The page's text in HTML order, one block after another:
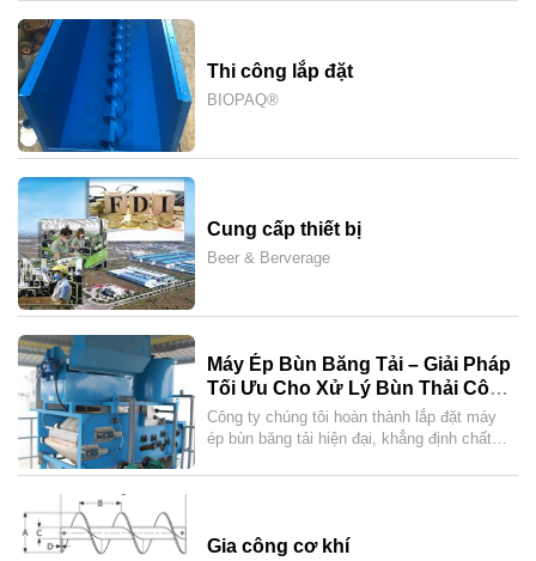
Thi công lắp đặt
BIOPAQ®
Cung cấp thiết bị
Beer & Berverage
Máy Ép Bùn Băng Tải – Giải Pháp
Tối Ưu Cho Xử Lý Bùn Thải Công
Nghiệp
Công ty chúng tôi hoàn thành lắp đặt máy
ép bùn băng tải hiện đại, khẳng định chất
đối từ khách hàng.
Gia công cơ khí